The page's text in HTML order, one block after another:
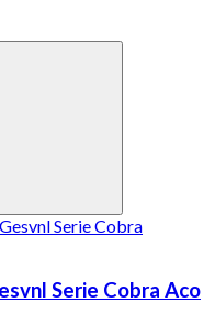
Serie Cobra Aco